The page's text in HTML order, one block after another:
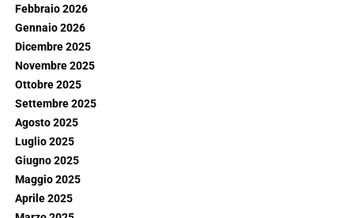
Febbraio 2026
Gennaio 2026
Dicembre 2025
Novembre 2025
Ottobre 2025
Settembre 2025
Agosto 2025
Luglio 2025
Giugno 2025
Maggio 2025
Aprile 2025